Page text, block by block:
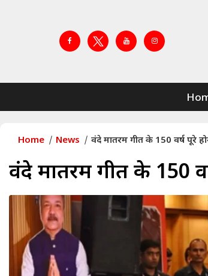
Home News वंदे मातरम गीत के 150 वर्ष पूरे
वंदे मातरम गीत के 150